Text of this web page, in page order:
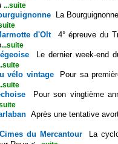
...suite
La
d'Olt
4° épreuve du
...suite
Le dernier week-end
vélo vintage
Pour sa
Pour son vingtième
Après une tentative
du Mercantour
La